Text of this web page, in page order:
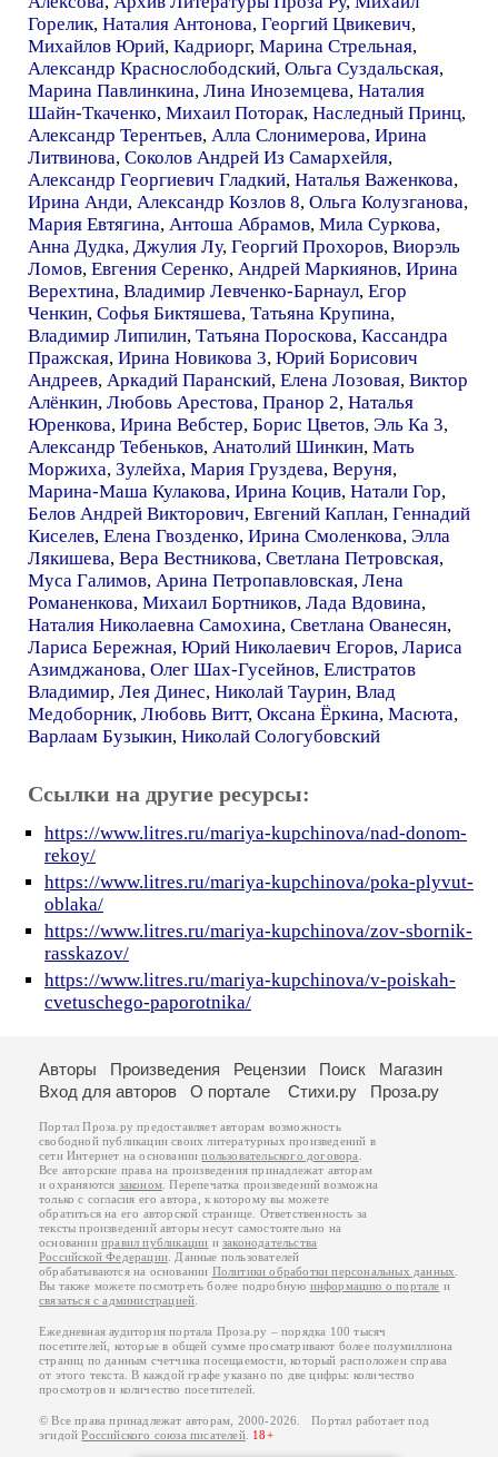
Горелик, Наталия Антонова, Георгий Цвикевич,
Михайлов Юрий, Кадриорг, Марина Стрельная,
Александр Краснослободский, Ольга Суздальская,
Марина Павлинкина, Лина Иноземцева, Наталия
Шайн-Ткаченко, Михаил Поторак, Наследный Принц,
Александр Терентьев, Алла Слонимерова, Ирина
Литвинова, Соколов Андрей Из Самархейля,
Александр Георгиевич Гладкий, Наталья Важенкова,
Ирина Анди, Александр Козлов 8, Ольга Колузганова,
Мария Евтягина, Антоша Абрамов, Мила Суркова,
Анна Дудка, Джулия Лу, Георгий Прохоров, Виорэль
Ломов, Евгения Серенко, Андрей Маркиянов, Ирина
Верехтина, Владимир Левченко-Барнаул, Егор
Ченкин, Софья Биктяшева, Татьяна Крупина,
Владимир Липилин, Татьяна Пороскова, Кассандра
Пражская, Ирина Новикова 3, Юрий Борисович
Андреев, Аркадий Паранский, Елена Лозовая, Виктор
Алёнкин, Любовь Арестова, Пранор 2, Наталья
Юренкова, Ирина Вебстер, Борис Цветов, Эль Ка 3,
Александр Тебеньков, Анатолий Шинкин, Мать
Моржиха, Зулейха, Мария Груздева, Веруня,
Марина-Маша Кулакова, Ирина Коцив, Натали Гор,
Белов Андрей Викторович, Евгений Каплан, Геннадий
Киселев, Елена Гвозденко, Ирина Смоленкова, Элла
Лякишева, Вера Вестникова, Светлана Петровская,
Муса Галимов, Арина Петропавловская, Лена
Романенкова, Михаил Бортников, Лада Вдовина,
Наталия Николаевна Самохина, Светлана Ованесян,
Лариса Бережная, Юрий Николаевич Егоров, Лариса
Азимджанова, Олег Шах-Гусейнов, Елистратов
Владимир, Лея Динес, Николай Таурин, Влад
Медоборник, Любовь Витт, Оксана Ёркина, Масюта,
Варлаам Бузыкин, Николай Сологубовский
Ссылки на другие ресурсы:
https://www.litres.ru/mariya-kupchinova/nad-donom-
rekoy/
https://www.litres.ru/mariya-kupchinova/poka-plyvut-
oblaka/
https://www.litres.ru/mariya-kupchinova/zov-sbornik-
rasskazov/
https://www.litres.ru/mariya-kupchinova/v-poiskah-
cvetuschego-paporotnika/
Авторы Произведения Рецензии Поиск
Магазин
Вход для авторов
О портале Стихи.ру Проза.ру
Портал Проза.ру предоставляет авторам возможность
свободной публикации своих литературных произведений в
сети Интернет на основаниипользовательского договора
Все авторские права на произведения принадлежат авторам
и охраняются законом . Перепечатка произведений возможна
только с согласия его автора, к которому вы можете
обратиться на его авторской странице. Ответственность за
тексты произведений авторы несут самостоятельно на
основанииправил публикации изаконодательства
Российской Федерации . Данные пользователей
обрабатываются на основании Политики обработки персональных данных
Вы также можете посмотреть более подробную информацию о портале и
связаться с администрацией
Ежедневная аудитория портала Проза.ру – порядка 100 тысяч
посетителей, которые в общей сумме просматривают более полумиллиона
страниц по данным счетчика посещаемости, который расположен справа
от этого текста. В каждой графе указано по две цифры: количество
просмотров и количество посетителей.
© Все права принадлежат авторам, 2000-2026. Портал работает под
эгидойРоссийского союза писателей. 18+